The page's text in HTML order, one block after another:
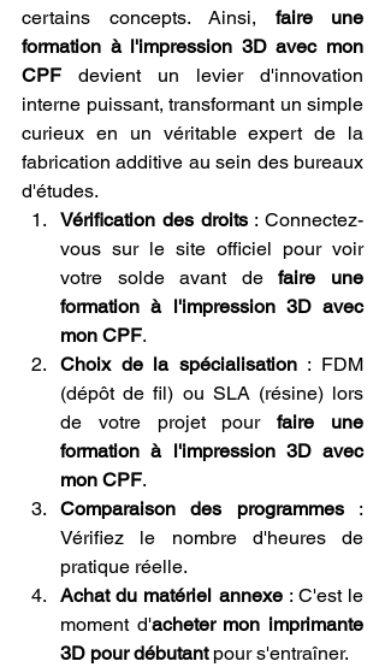
certains concepts. Ainsi, faire une
formation à l'impression 3D avec mon
CPF devient un levier d'innovation
interne puissant, transformant un simple
curieux en un véritable expert de la
fabrication additive au sein des bureaux
d'études.
Vérification des droits : Connectez-
vous sur le site officiel pour voir
votre solde avant de faire une
formation à l'impression 3D avec
mon CPF.
Choix de la spécialisation : FDM
(dépôt de fil) ou SLA (résine) lors
de votre projet pour faire une
formation à l'impression 3D avec
mon CPF.
Comparaison des programmes :
Vérifiez le nombre d'heures de
pratique réelle.
Achat du matériel annexe : C'est le
moment d'acheter mon imprimante
3D pour débutant pour s'entraîner.